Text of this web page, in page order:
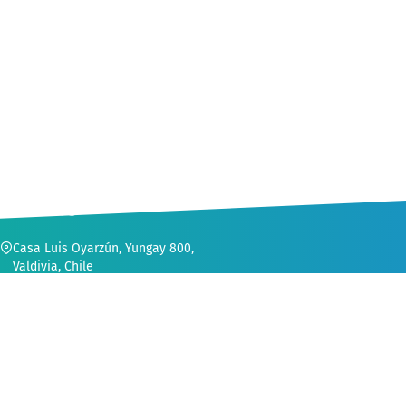
CONTACTO
Casa Luis Oyarzún, Yungay 800,
Valdivia, Chile